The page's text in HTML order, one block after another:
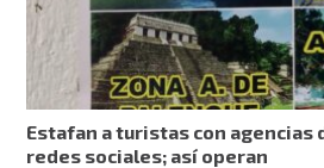
Estafan a turistas con agencias
redes sociales; así operan